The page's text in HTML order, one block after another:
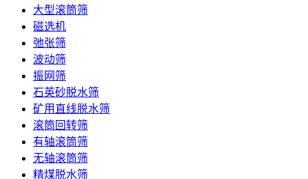
大型滚筒筛
磁选机
弛张筛
波动筛
振网筛
石英砂脱水筛
矿用直线脱水筛
滚筒回转筛
有轴滚筒筛
无轴滚筒筛
精煤脱水筛